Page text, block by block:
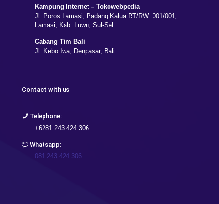
Kampung Internet – Tokowebpedia
Jl. Poros Lamasi, Padang Kalua RT/RW: 001/001,
Lamasi, Kab. Luwu, Sul-Sel.
Cabang Tim Bali
Jl. Kebo Iwa, Denpasar, Bali
Contact with us
Telephone:
+6281 243 424 306
Whatsapp:
081 243 424 306